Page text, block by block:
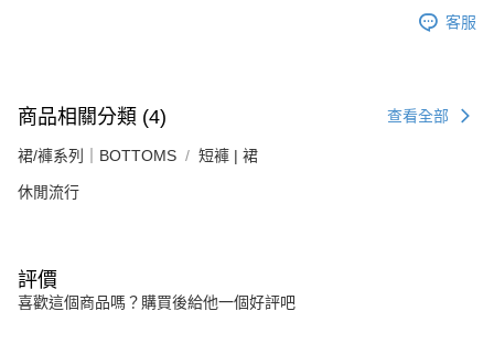
客服
商品相關分類 (4) 查看全部
裙/褲系列｜BOTTOMS 短褲 | 裙
休閒流行
評價
喜歡這個商品嗎？購買後給他一個好評吧